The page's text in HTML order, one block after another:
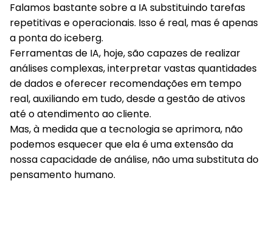
Falamos bastante sobre a IA substituindo tarefas
repetitivas e operacionais. Isso é real, mas é apenas
a ponta do iceberg.
Ferramentas de IA, hoje, são capazes de realizar
análises complexas, interpretar vastas quantidades
de dados e oferecer recomendações em tempo
real, auxiliando em tudo, desde agestão de ativos
até oatendimento ao cliente.
Mas, à medida que a tecnologia se aprimora, não
podemos esquecer que ela é uma extensão da
nossa capacidade de análise, não uma substituta do
pensamento humano.